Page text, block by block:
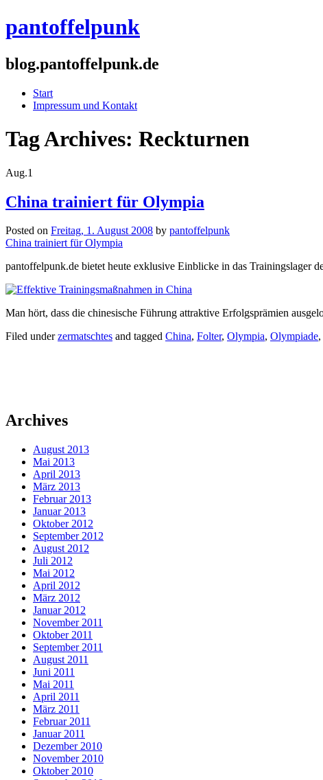
pantoffelpunk
blog.pantoffelpunk.de
Start
Impressum und Kontakt
Tag Archives: Reckturnen
Aug.1
China trainiert für Olympia
Posted on Freitag, 1. August 2008 by pantoffelpunk
China trainiert für Olympia
pantoffelpunk.de bietet heute exklusive Einblicke in das Trainingslager
Man hört, dass die chinesische Führung attraktive Erfolgsprämien
Filed underzermatschtes and tagged China, Folter, Olympia, Olympiade,
Archives
August 2013
Mai 2013
April 2013
März 2013
Februar 2013
Januar 2013
Oktober 2012
September 2012
August 2012
Juli 2012
Mai 2012
April 2012
März 2012
Januar 2012
November 2011
Oktober 2011
September 2011
August 2011
Juni 2011
Mai 2011
April 2011
März 2011
Februar 2011
Januar 2011
Dezember 2010
November 2010
Oktober 2010